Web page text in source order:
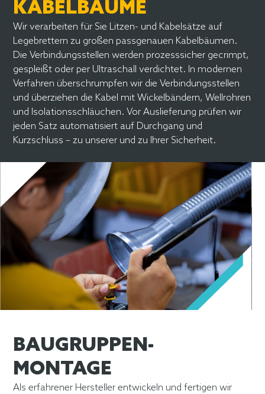
KABELBÄUME
Wir verarbeiten für Sie Litzen- und Kabelsätze auf
Legebrettern zu großen passgenauen Kabelbäumen.
Die Verbindungsstellen werden prozesssicher gecrimpt,
gespleißt oder per Ultraschall verdichtet. In modernen
Verfahren überschrumpfen wir die Verbindungsstellen
und überziehen die Kabel mit Wickelbändern, Wellrohren
und Isolationsschläuchen. Vor Auslieferung prüfen wir
jeden Satz automatisiert auf Durchgang und
Kurzschluss – zu unserer und zu Ihrer Sicherheit.
BAUGRUPPEN-
MONTAGE
Als erfahrener Hersteller entwickeln und fertigen wir